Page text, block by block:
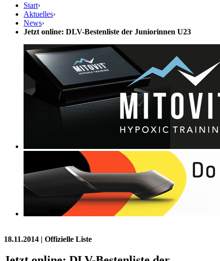
Start›
Aktuelles›
News›
Jetzt online: DLV-Bestenliste der Juniorinnen U23
18.11.2014 | Offizielle Liste